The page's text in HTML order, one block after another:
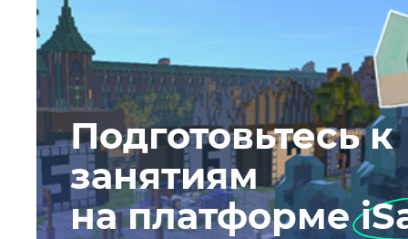
Подготовьтесь к
занятиям
на платформе